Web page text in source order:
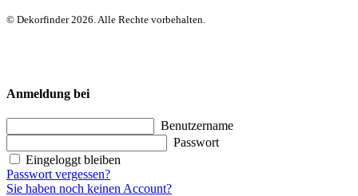
© Dekorfinder 2026. Alle Rechte vorbehalten.
Anmeldung bei
Benutzername
Passwort
Eingeloggt bleiben
Passwort vergessen?
Sie haben noch keinen Account?